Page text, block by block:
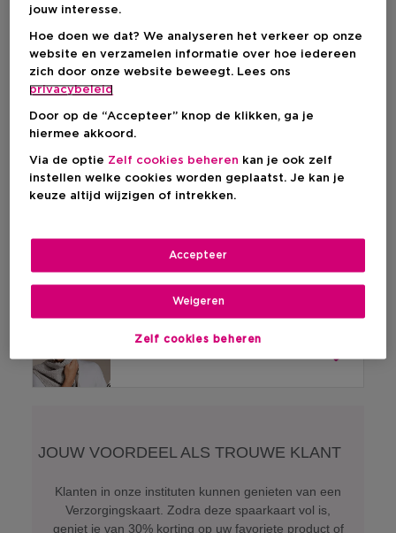
Make-up
Manicure, pedicure &
ontharing
Specifieke
Oogverzorging
JOUW VOORDEEL ALS TROUWE KLANT
Klanten in onze instituten kunnen genieten van een
Verzorgingskaart. Zodra deze spaarkaart vol is,
geniet je van 30% korting op uw favoriete product of
jouw interesse.
Hoe doen we dat? We analyseren het verkeer op onze
website en verzamelen informatie over hoe iedereen
zich door onze website beweegt. Lees ons
privacybeleid
Door op de “Accepteer” knop de klikken, ga je
hiermee akkoord.
Via de optie Zelf cookies beheren kan je ook zelf
instellen welke cookies worden geplaatst. Je kan je
keuze altijd wijzigen of intrekken.
Zelf cookies beheren
Weigeren
Accepteer